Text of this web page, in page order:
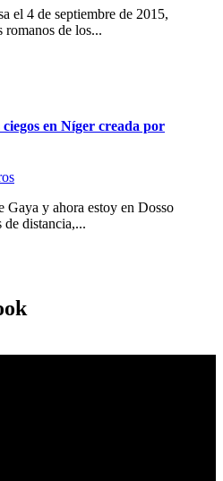
el 4 de septiembre de 2015,
romanos de los...
en Níger creada por
Gaya y ahora estoy en Dosso
distancia,...